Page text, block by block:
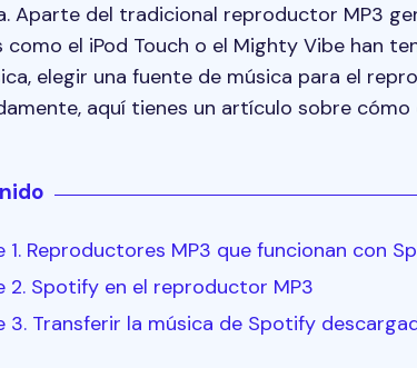
Aparte del tradicional reproductor MP3
el iPod Touch o el Mighty Vibe han
elegir una fuente de música para el
aquí tienes un artículo sobre cómo
1. Reproductores MP3 que funcionan con
2. Spotify en el reproductor MP3
3. Transferir la música de Spotify